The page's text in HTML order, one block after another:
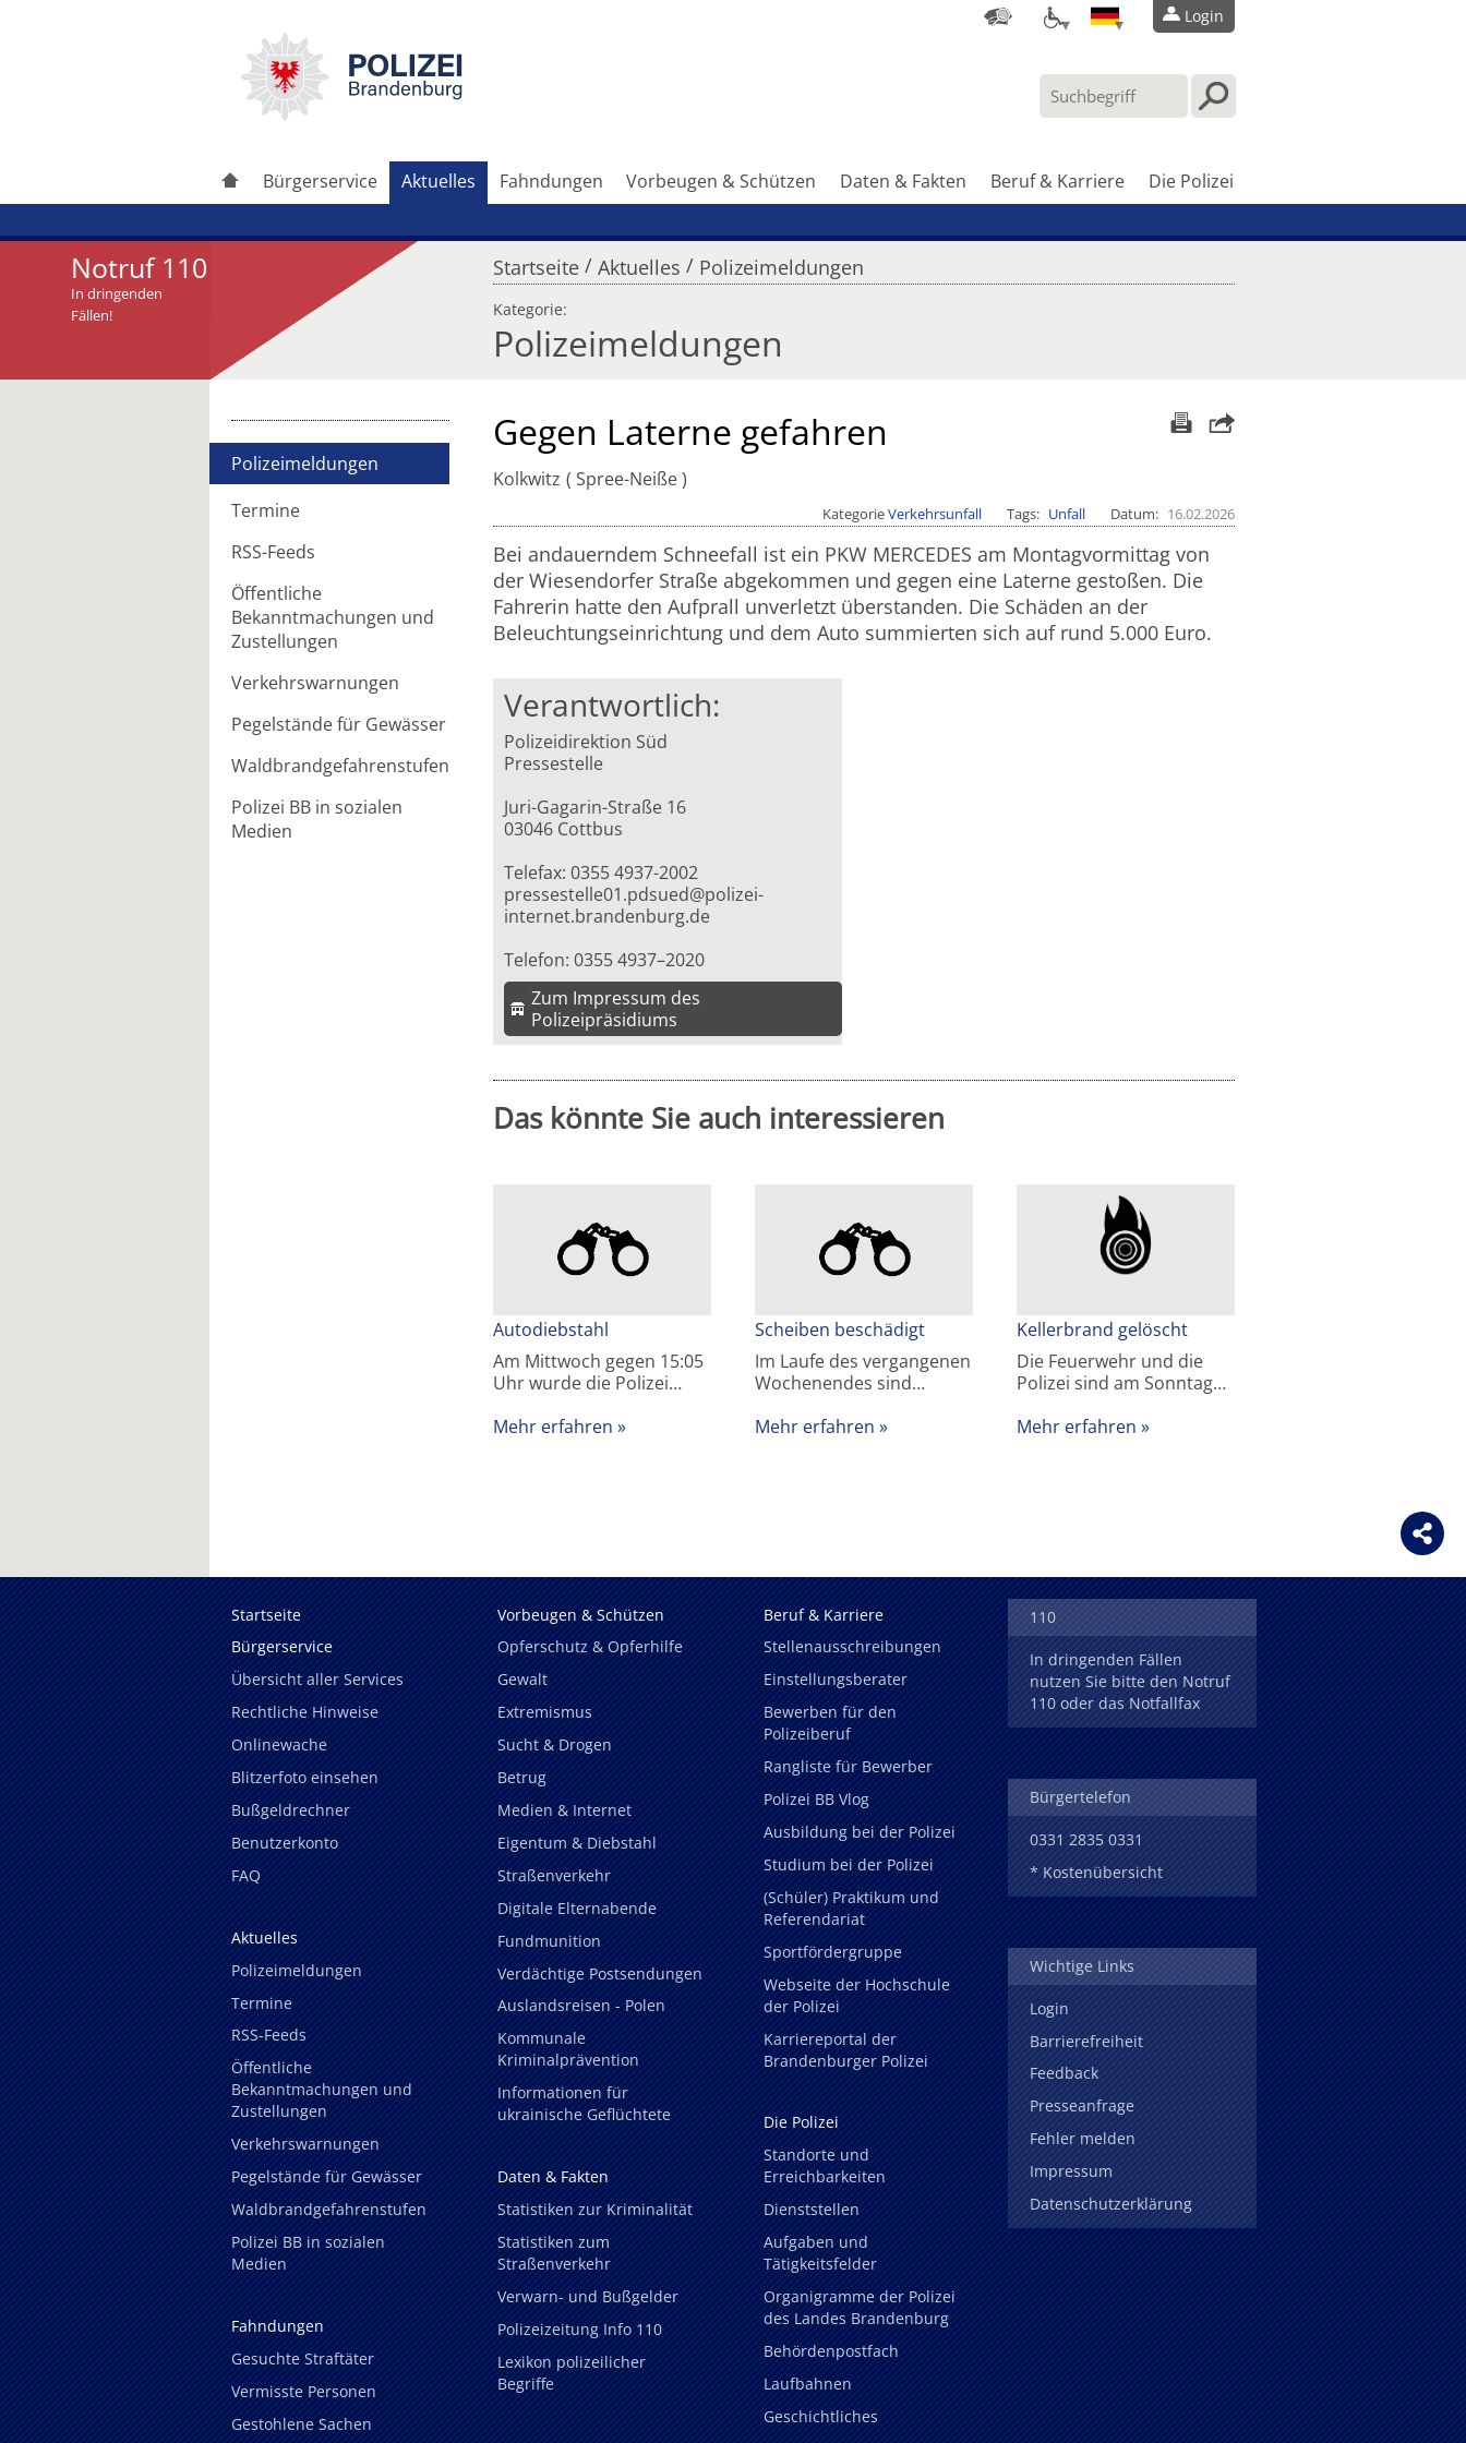
Login
Bürgerservice Aktuelles Fahndungen Vorbeugen & Schützen Daten & Fakten Beruf & Karriere Die Polizei
Notruf 110
In dringenden
Fällen!
Startseite / Aktuelles / Polizeimeldungen
Kategorie:
Polizeimeldungen
Polizeimeldungen
Termine
RSS-Feeds
Öffentliche
Bekanntmachungen und
Zustellungen
Verkehrswarnungen
Pegelstände für Gewässer
Waldbrandgefahrenstufen
Polizei BB in sozialen
Medien
Artikel weiterleiten Gegen Laterne gefahren
Kolkwitz Spree-Neiße
KategorieVerkehrsunfall Tags Unfall Datum 16.02.2026
Bei andauerndem Schneefall ist ein PKW MERCEDES am Montagvormittag von
der Wiesendorfer Straße abgekommen und gegen eine Laterne gestoßen. Die
Fahrerin hatte den Aufprall unverletzt überstanden. Die Schäden an der
Beleuchtungseinrichtung und dem Auto summierten sich auf rund 5.000 Euro.
Verantwortlich:
Polizeidirektion Süd
Pressestelle
Juri-Gagarin-Straße 16
03046 Cottbus
Telefax: 0355 4937-2002
pressestelle01.pdsued@polizei-
internet.brandenburg.de
Telefon: 0355 4937–2020
Zum Impressum des
Polizeipräsidiums
Das könnte Sie auch interessieren
Autodiebstahl
Am Mittwoch gegen 15:05
Uhr wurde die Polizei…
Mehr erfahren
Scheiben beschädigt
Im Laufe des vergangenen
Wochenendes sind…
Mehr erfahren
Kellerbrand gelöscht
Die Feuerwehr und die
Polizei sind am Sonntag…
Mehr erfahren
Startseite
Bürgerservice
Übersicht aller Services
Rechtliche Hinweise
Onlinewache
Blitzerfoto einsehen
Bußgeldrechner
Benutzerkonto
FAQ
Aktuelles
Polizeimeldungen
Termine
RSS-Feeds
Öffentliche
Bekanntmachungen und
Zustellungen
Verkehrswarnungen
Pegelstände für Gewässer
Waldbrandgefahrenstufen
Polizei BB in sozialen
Medien
Fahndungen
Gesuchte Straftäter
Vermisste Personen
Gestohlene Sachen
Vorbeugen & Schützen
Opferschutz & Opferhilfe
Gewalt
Extremismus
Sucht & Drogen
Betrug
Medien & Internet
Eigentum & Diebstahl
Straßenverkehr
Digitale Elternabende
Fundmunition
Verdächtige Postsendungen
Auslandsreisen - Polen
Kommunale
Kriminalprävention
Informationen für
ukrainische Geflüchtete
Daten & Fakten
Statistiken zur Kriminalität
Statistiken zum
Straßenverkehr
Verwarn- und Bußgelder
Polizeizeitung Info 110
Lexikon polizeilicher
Begriffe
Beruf & Karriere
Stellenausschreibungen
Einstellungsberater
Bewerben für den
Polizeiberuf
Rangliste für Bewerber
Polizei BB Vlog
Ausbildung bei der Polizei
Studium bei der Polizei
(Schüler) Praktikum und
Referendariat
Sportfördergruppe
Webseite der Hochschule
der Polizei
Karriereportal der
Brandenburger Polizei
Die Polizei
Standorte und
Erreichbarkeiten
Dienststellen
Aufgaben und
Tätigkeitsfelder
Organigramme der Polizei
des Landes Brandenburg
Behördenpostfach
Laufbahnen
Geschichtliches
110
In dringenden Fällen
nutzen Sie bitte den Notruf
110 oder das Notfallfax
Bürgertelefon
0331 2835 0331
* Kostenübersicht
Wichtige Links
Login
Barrierefreiheit
Feedback
Presseanfrage
Fehler melden
Impressum
Datenschutzerklärung